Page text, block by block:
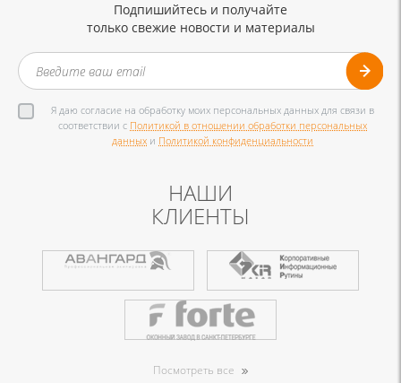
Подпишийтесь и получайте
только свежие новости и материалы
Я даю согласие на обработку моих персональных данных для связи в
соответствии с Политикой в отношении обработки персональных
данных и Политикой конфиденциальности
НАШИ
КЛИЕНТЫ
Посмотреть все